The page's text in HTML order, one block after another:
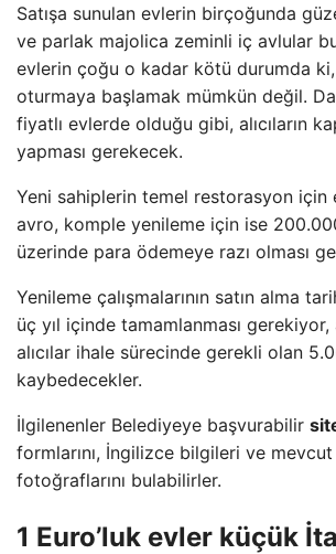
Satışa sunulan evlerin birçoğunda
ve parlak majolica zeminli iç avlular
evlerin çoğu o kadar kötü durumda
oturmaya başlamak mümkün değil.
fiyatlı evlerde olduğu gibi, alıcıların
yapması gerekecek.
Yeni sahiplerin temel restorasyon için
avro, komple yenileme için ise
üzerinde para ödemeye razı olması
Yenileme çalışmalarının satın alma
üç yıl içinde tamamlanması
alıcılar ihale sürecinde gerekli olan
kaybedecekler.
İlgilenenler Belediyeye başvurabilir
formlarını, İngilizce bilgileri ve
fotoğraflarını bulabilirler.
1 Euro’luk evler küçük